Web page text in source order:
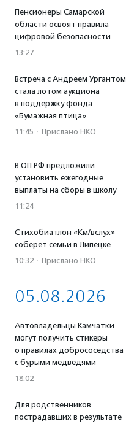
Пенсионеры Самарской
области освоят правила
цифровой безопасности
13:27
Встреча с Андреем Ургантом
стала лотом аукциона
в поддержку фонда
«Бумажная птица»
11:45 · Прислано НКО
В ОП РФ предложили
установить ежегодные
выплаты на сборы в школу
11:24
Стихобиатлон «Км/вслух»
соберет семьи в Липецке
10:32 · Прислано НКО
05.08.2026
Автовладельцы Камчатки
могут получить стикеры
о правилах добрососедства
с бурыми медведями
18:02
Для родственников
пострадавших в результате